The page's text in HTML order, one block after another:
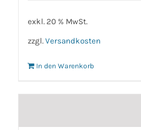
exkl. 20 % MwSt.
zzgl. Versandkosten
In den Warenkorb